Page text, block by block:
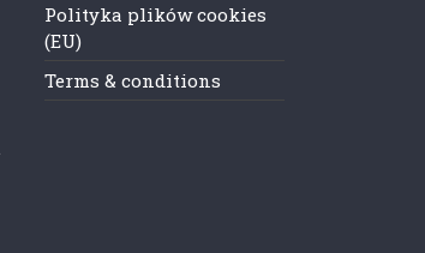
Polityka plików cookies
(EU)
Terms & conditions